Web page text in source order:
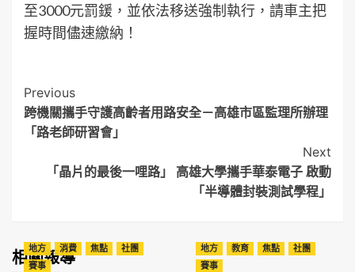
至3000元罰鍰，並依法移送強制執行，請車主把
握時間儘速繳納！
Post
Navigation
Previous
跨機關攜手守護高齡者用路安全－高雄市區監理所辦理
「路老師研習會」
Next
「晶片的最後一哩路」 高雄大學攜手華泰電子 啟動
「半導體封裝測試學程」
相關報導
地方 消費 焦點
社團
賽事
地方 教育 焦點
社團
賽事